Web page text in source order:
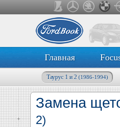
Главная
Таурус 1 и 2 (1986-1994)
Замена
2)